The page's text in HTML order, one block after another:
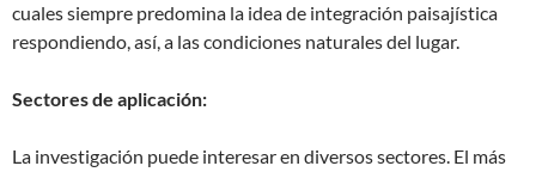
cuales siempre predomina la idea de integración paisajística
respondiendo, así, a las condiciones naturales del lugar.
Sectores de aplicación:
La investigación puede interesar en diversos sectores. El más